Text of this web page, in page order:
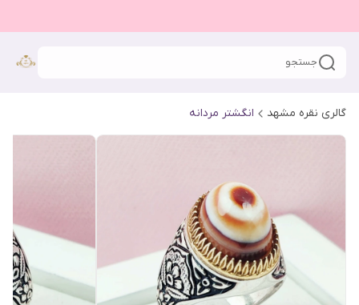
جستجو
گالری نقره مشهد انگشتر مردانه